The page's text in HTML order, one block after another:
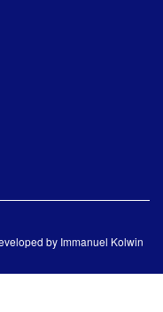
by Immanuel Kolwin